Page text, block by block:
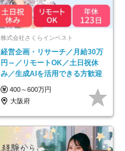
株式会社さくらインベスト
経営企画・リサーチ／月給30万
円～／リモートOK／土日祝休
み／生成AIを活用できる方歓迎
400～600万円
大阪府